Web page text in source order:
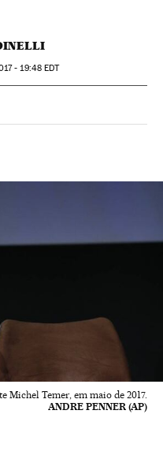
- 19:48EDT
Michel Temer, em maio de 2017.
ANDRE PENNER (AP)